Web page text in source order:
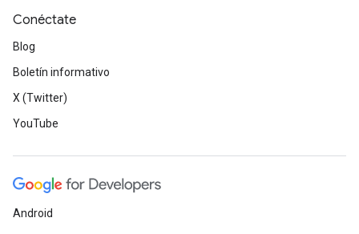
Conéctate
Blog
Boletín informativo
X (Twitter)
YouTube
Android